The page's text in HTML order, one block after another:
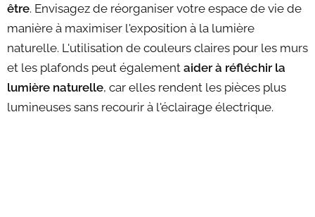
être. Envisagez de réorganiser votre espace de vie de
manière à maximiser l'exposition à la lumière
naturelle. L'utilisation de couleurs claires pour les murs
et les plafonds peut également aider à réfléchir la
lumière naturelle, car elles rendent les pièces plus
lumineuses sans recourir à l'éclairage électrique.